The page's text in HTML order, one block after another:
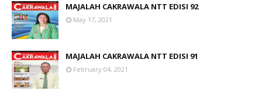
MAJALAH CAKRAWALA NTT EDISI 92
May 17, 2021
MAJALAH CAKRAWALA NTT EDISI 91
February 04, 2021